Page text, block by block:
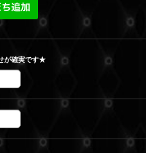
が確実です★